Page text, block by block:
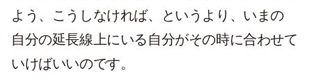
よう、こうしなければ、というより、いまの
自分の延長線上にいる自分がその時に合わせて
いけばいいのです。